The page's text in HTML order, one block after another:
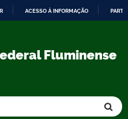
CONTEÚDO
ACESSO À INFORMAÇÃO
Fluminense